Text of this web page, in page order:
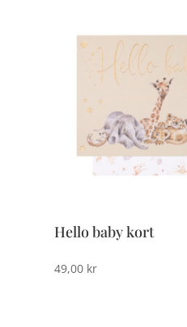
Hello baby kort
49,00 kr